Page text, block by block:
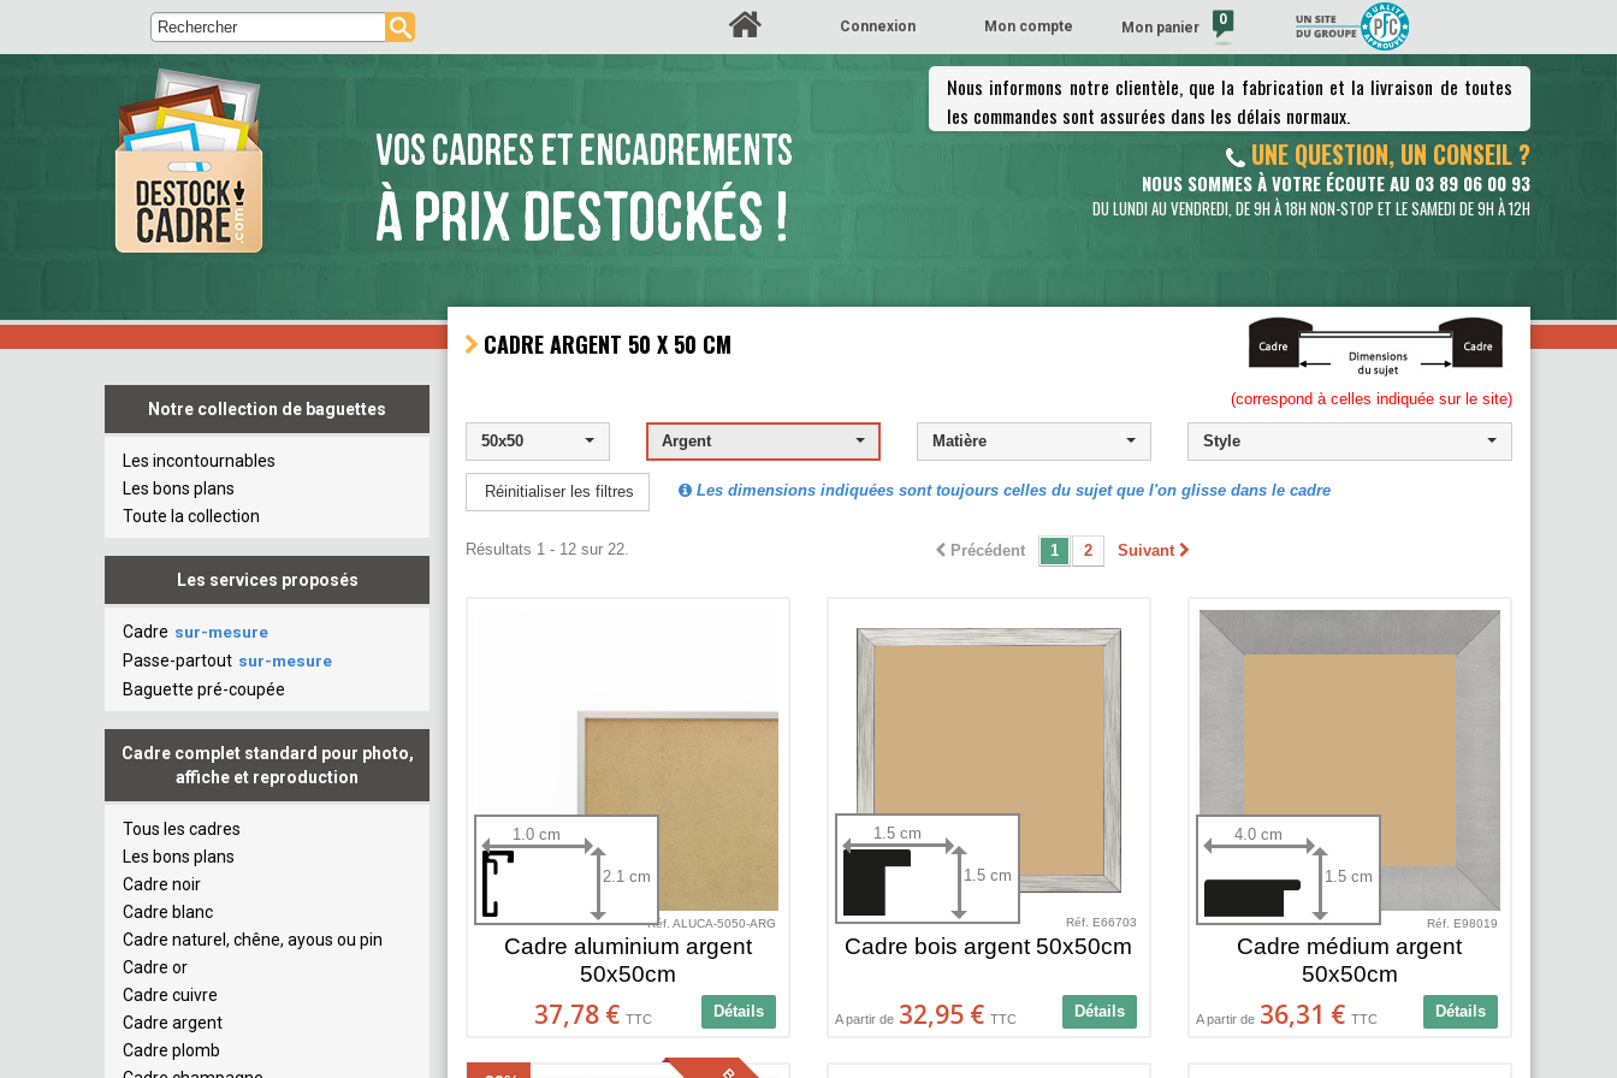
Mon panier 0
(vide)
Mon compte
Connexion
VOS CADRES ET ENCADREMENTS
À PRIX DESTOCKÉS !
Nous informons notre clientèle, que la fabrication et la livraison de toutes
les commandes sont assurées dans les délais normaux.
UNE QUESTION, UN CONSEIL ?
NOUS SOMMES À VOTRE ÉCOUTE AU 03 89 06 00 93
DU LUNDI AU VENDREDI, DE 9H À 18H NON-STOP ET LE SAMEDI DE 9H À 12H
Notre collection de baguettes
Les incontournables
Les bons plans
Toute la collection
Les services proposés
Cadre sur-mesure
Passe-partout sur-mesure
Baguette pré-coupée
Cadre complet standard pour photo,
affiche et reproduction
Tous les cadres
Les bons plans
Cadre noir
Cadre blanc
Cadre naturel, chêne, ayous ou pin
Cadre or
Cadre cuivre
Cadre argent
Cadre plomb
CADRE ARGENT 50 X 50 CM
(correspond à celles indiquée sur le site)
50x50 Argent Matière Style
Réinitialiser les filtres Les dimensions indiquées sont toujours celles du sujet que l'on glisse dans le cadre
Précédent 1 2 Suivant
Résultats 1 - 12 sur 22.
1.0 cm
2.1 cm
Réf. ALUCA-5050-ARG
Cadre aluminium argent
50x50cm
Détails
37,78 € TTC
1.5 cm
1.5 cm
Réf. E66703
Cadre bois argent 50x50cm
Détails
A partir de 32,95 € TTC
4.0 cm
1.5 cm
Réf. E98019
Cadre médium argent
50x50cm
Détails
A partir de 36,31 € TTC